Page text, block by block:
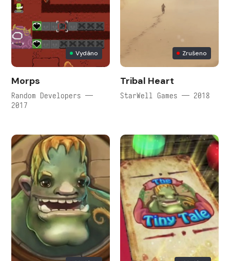
Vydáno
Morps
Random Developers —
2017
Zrušeno
Tribal Heart
StarWell Games — 2018